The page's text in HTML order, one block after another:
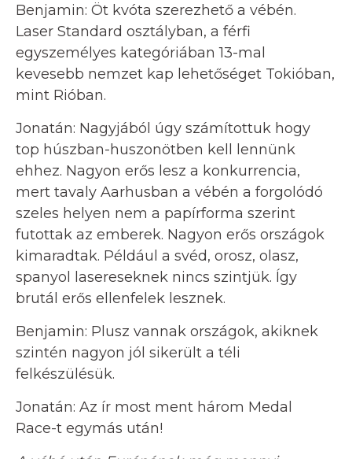
Benjamin: Öt kvóta szerezhető a vébén.
Laser Standard osztályban, a férfi
egyszemélyes kategóriában 13-mal
kevesebb nemzet kap lehetőséget Tokióban,
mint Rióban.
Jonatán: Nagyjából úgy számítottuk hogy
top húszban-huszonötben kell lennünk
ehhez. Nagyon erős lesz a konkurrencia,
mert tavaly Aarhusban a vébén a forgolódó
szeles helyen nem a papírforma szerint
futottak az emberek. Nagyon erős országok
kimaradtak. Például a svéd, orosz, olasz,
spanyol lasereseknek nincs szintjük. Így
brutál erős ellenfelek lesznek.
Benjamin: Plusz vannak országok, akiknek
szintén nagyon jól sikerült a téli
felkészülésük.
Jonatán: Az ír most ment három Medal
Race-t egymás után!